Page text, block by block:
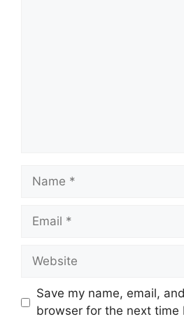
Name
Email
Website
Save my name, email,
browser for the next time